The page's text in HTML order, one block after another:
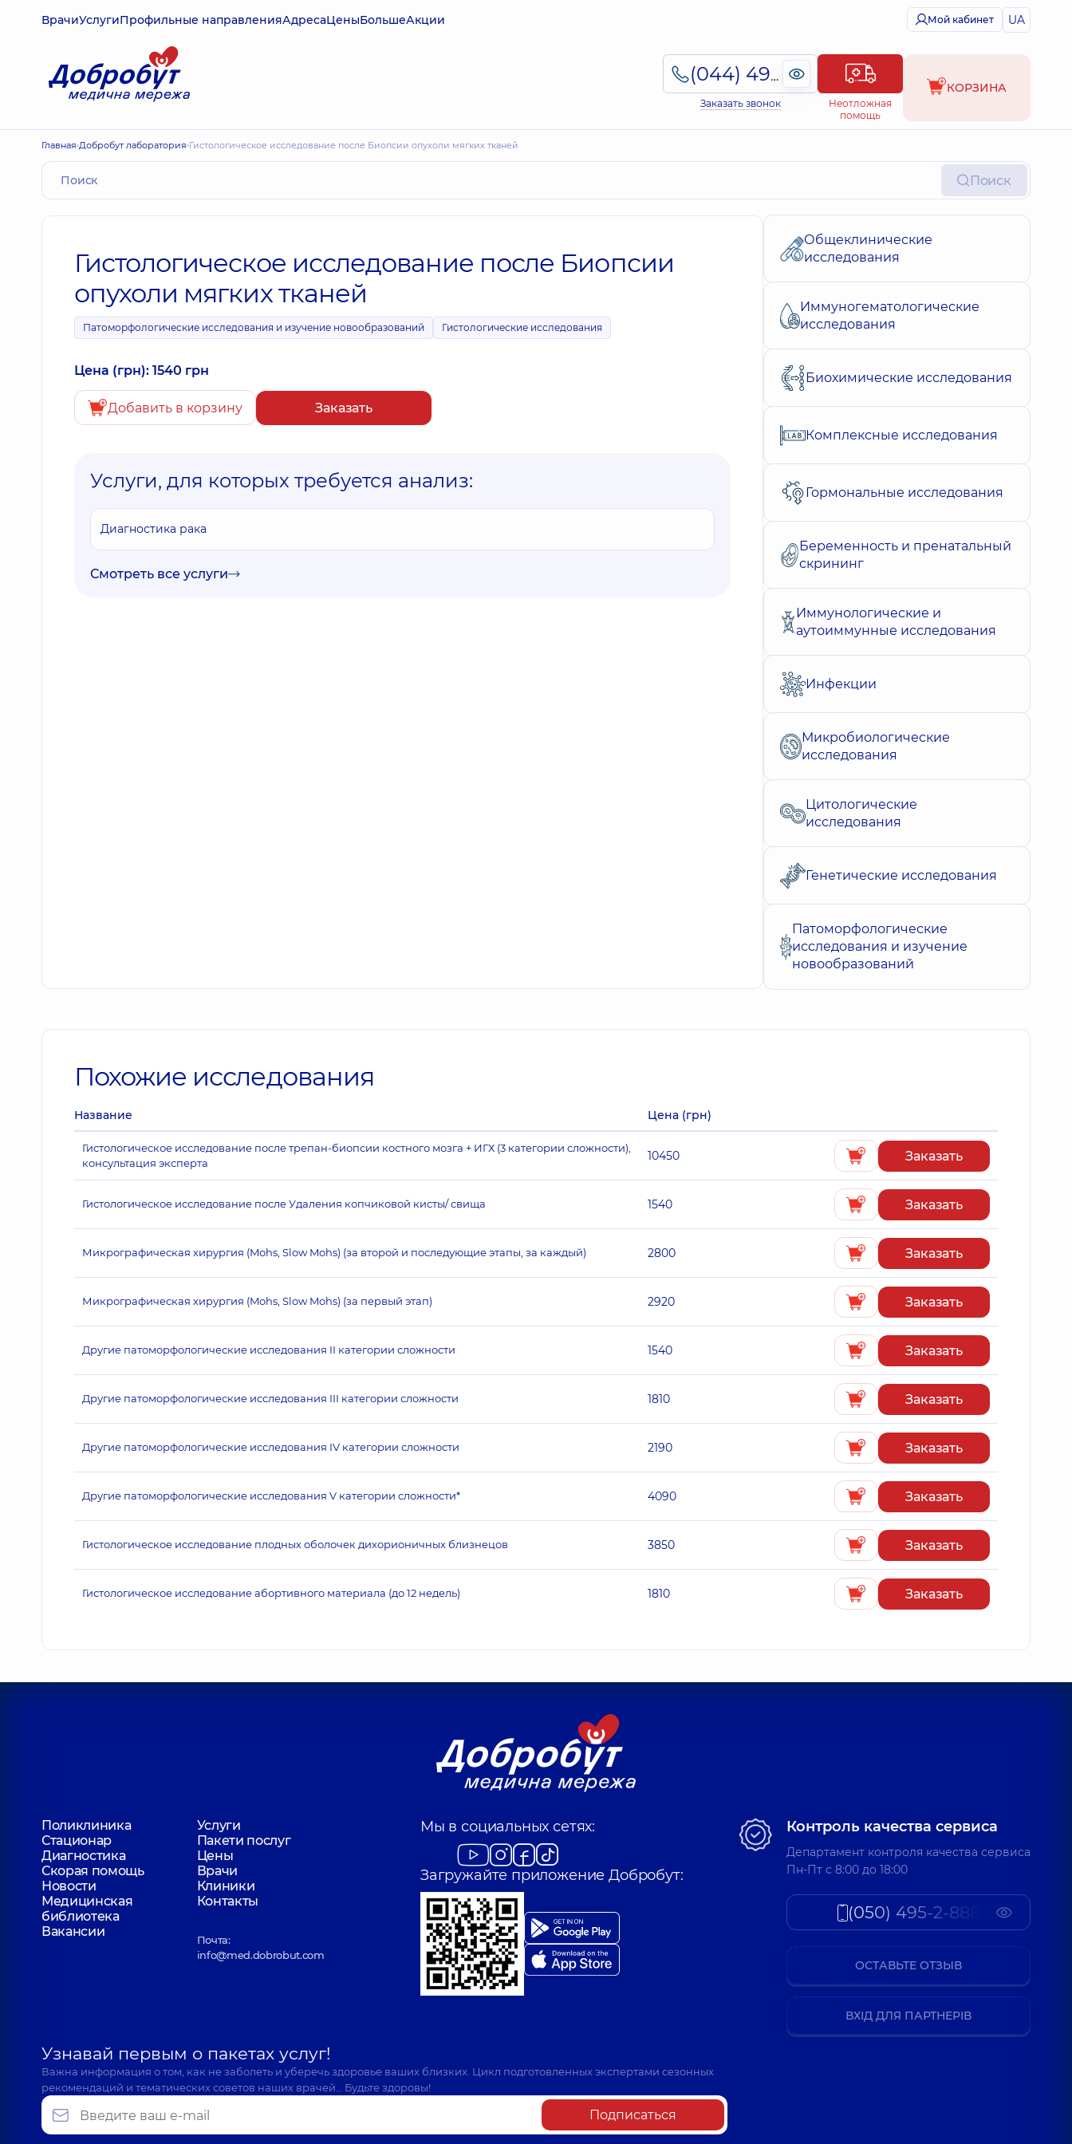
ВрачиУслугиПрофильные направленияАдресаЦеныБольшеАкции Мой кабинет UA
(044) 495-2-888
Заказать звонок
Неотложная
помощь
КОРЗИНА
Главная Добробут лаборатория Гистологическое исследование после Биопсии опухоли мягких тканей
Поиск
Гистологическое исследование после Биопсии
опухоли мягких тканей
Патоморфологические исследования и изучение новообразований Гистологические исследования
Цена (грн): 1540 грн
Добавить в корзину Заказать
Услуги, для которых требуется анализ:
Диагностика рака
Смотреть все услуги
Общеклинические
исследования
Иммуногематологические
исследования
Биохимические исследования
Комплексные исследования
Гормональные исследования
Беременность и пренатальный
скрининг
Иммунологические и
аутоиммунные исследования
Инфекции
Микробиологические
исследования
Цитологические
исследования
Генетические исследования
Патоморфологические
исследования и изучение
новообразований
Похожие исследования
Название Цена (грн)
Гистологическое исследование после трепан-биопсии костного мозга + ИГХ (3 категории сложности),
консультация эксперта
10450 Заказать
Гистологическое исследование после Удаления копчиковой кисты/ свища 1540 Заказать
Микрографическая хирургия (Mohs, Slow Mohs) (за второй и последующие этапы, за каждый) 2800 Заказать
Микрографическая хирургия (Mohs, Slow Mohs) (за первый этап) 2920 Заказать
Другие патоморфологические исследования II категории сложности 1540 Заказать
Другие патоморфологические исследования III категории сложности 1810 Заказать
Другие патоморфологические исследования IV категории сложности 2190 Заказать
Другие патоморфологические исследования V категории сложности* 4090 Заказать
Гистологическое исследование плодных оболочек дихорионичных близнецов 3850 Заказать
Гистологическое исследование абортивного материала (до 12 недель) 1810 Заказать
Поликлиника
Услуги
Стационар
Пакети послуг
Диагностика
Цены
Скорая помощь
Врачи
Новости
Клиники
Медицинская
библиотека
Контакты
Вакансии
Почта:
info@med.dobrobut.com
Мы в социальных сетях:
Загружайте приложение Добробут:
Узнавай первым о пакетах услуг!
Важна информация о том, как не заболеть и уберечь здоровье ваших близких. Цикл подготовленных экспертами сезонных
рекомендаций и тематических советов наших врачей… Будьте здоровы!
Подписаться
Контроль качества сервиса
Департамент контроля качества сервиса
Пн-Пт c 8:00 до 18:00
(050) 495-2-888
ОСТАВЬТЕ ОТЗЫВ
ВХІД ДЛЯ ПАРТНЕРІВ